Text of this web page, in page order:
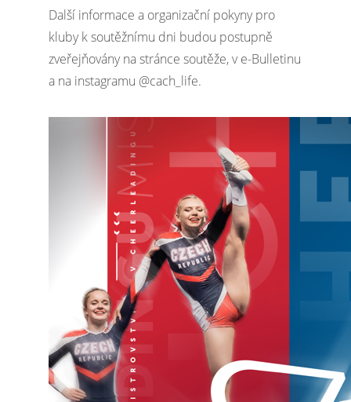
Další informace a organizační pokyny pro
kluby k soutěžnímu dni budou postupně
zveřejňovány na stránce soutěže, v e-Bulletinu
a na instagramu @cach_life.